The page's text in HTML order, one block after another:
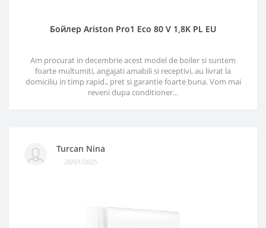
Бойлер Ariston Pro1 Eco 80 V 1,8K PL EU
Am procurat in decembrie acest model de boiler si suntem
foarte multumiti, angajati amabili si receptivi, au livrat la
domiciliu in timp rapid., pret si garantie foarte buna. Vom mai
reveni dupa conditioner...
Turcan Nina
20/01/2025